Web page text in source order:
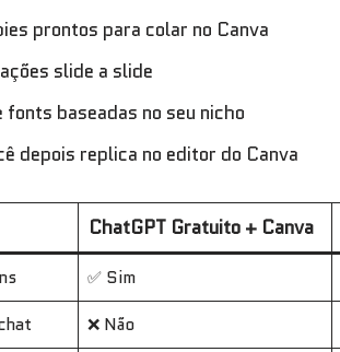
prontos para colar no Canva
slide a slide
baseadas no seu nicho
depois replica no editor do Canva
ChatGPT Gratuito + Canva
✅ Sim
❌ Não